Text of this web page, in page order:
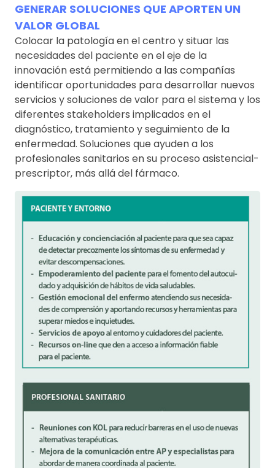
GENERAR SOLUCIONES QUE APORTEN UN
VALOR GLOBAL
Colocar la patología en el centro y situar las
necesidades del paciente en el eje de la
innovación está permitiendo a las compañías
identificar oportunidades para desarrollar nuevos
servicios y soluciones de valor para el sistema y los
diferentes stakeholders implicados en el
diagnóstico, tratamiento y seguimiento de la
enfermedad. Soluciones que ayuden a los
profesionales sanitarios en su proceso asistencial-
prescriptor, más allá del fármaco.